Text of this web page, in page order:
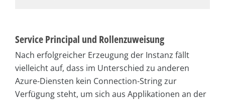
Service Principal und Rollenzuweisung
Nach erfolgreicher Erzeugung der Instanz fällt
vielleicht auf, dass im Unterschied zu anderen
Azure-Diensten kein Connection-String zur
Verfügung steht, um sich aus Applikationen an der